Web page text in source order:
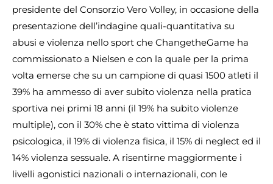
presidente del Consorzio Vero Volley, in occasione della
presentazione dell’indagine quali-quantitativa su
abusi e violenza nello sport che ChangetheGame ha
commissionato a Nielsen e con la quale per la prima
volta emerse che su un campione di quasi 1500 atleti il
39% ha ammesso di aver subito violenza nella pratica
sportiva nei primi 18 anni (il 19% ha subito violenze
multiple), con il 30% che è stato vittima di violenza
psicologica, il 19% di violenza fisica, il 15% di neglect ed il
14% violenza sessuale. A risentirne maggiormente i
livelli agonistici nazionali o internazionali, con le